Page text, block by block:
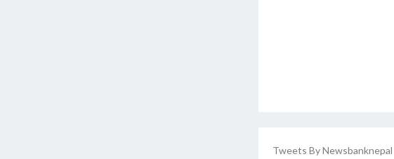
Tweets By Newsbanknepal